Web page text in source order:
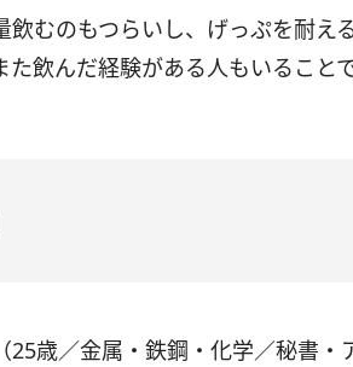
飲むのもつらいし、げっぷを耐
た飲んだ経験がある人もいること
25歳／金属・鉄鋼・化学／秘書・